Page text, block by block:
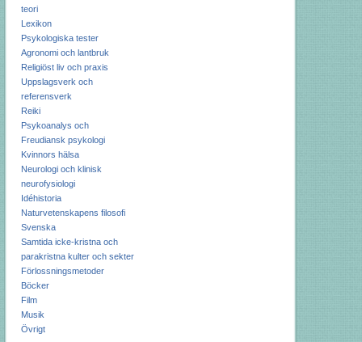
teori
Lexikon
Psykologiska tester
Agronomi och lantbruk
Religiöst liv och praxis
Uppslagsverk och
referensverk
Reiki
Psykoanalys och
Freudiansk psykologi
Kvinnors hälsa
Neurologi och klinisk
neurofysiologi
Idéhistoria
Naturvetenskapens filosofi
Svenska
Samtida icke-kristna och
parakristna kulter och sekter
Förlossningsmetoder
Böcker
Film
Musik
Övrigt